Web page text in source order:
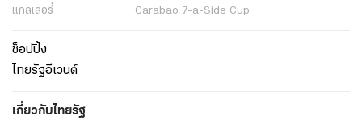
แกลเลอรี่
Carabao 7-a-Side Cup
ช็อปปิ้ง
ไทยรัฐอีเวนต์
เกี่ยวกับไทยรัฐ